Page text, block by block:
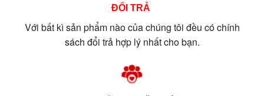
ĐỔI TRẢ
Với bất kì sản phẩm nào của chúng tôi đều có chính
sách đổi trả hợp lý nhất cho bạn.